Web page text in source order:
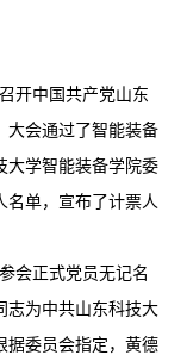
开中国共产党山东
大会通过了智能装备
大学智能装备学院委
名单，宣布了计票人
会正式党员无记名
志为中共山东科技大
据委员会指定，黄德